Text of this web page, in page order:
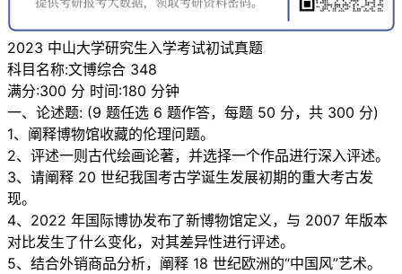
2023 中山大学研究生入学考试初试真题
科目名称:文博综合 348
满分:300 分 时间:180 分钟
一、论述题: (9 题任选 6 题作答，每题 50 分，共 300 分)
1、阐释博物馆收藏的伦理问题。
2、评述一则古代绘画论著，并选择一个作品进行深入评述。
3、请阐释 20 世纪我国考古学诞生发展初期的重大考古发
现。
4、2022 年国际博协发布了新博物馆定义，与 2007 年版本
对比发生了什么变化，对其差异性进行评述。
5、结合外销商品分析，阐释 18 世纪欧洲的“中国风”艺术。